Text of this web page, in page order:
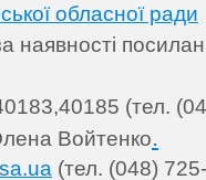
обласної ради
наявності
(тел.
Войтенко.
(тел. (048)